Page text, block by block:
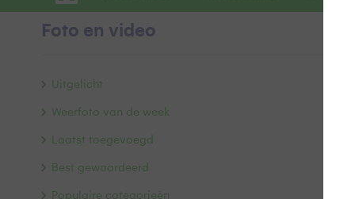
Foto en video
Uitgelicht
Weerfoto van de week
Laatst toegevoegd
Best gewaardeerd
Populaire categorieën